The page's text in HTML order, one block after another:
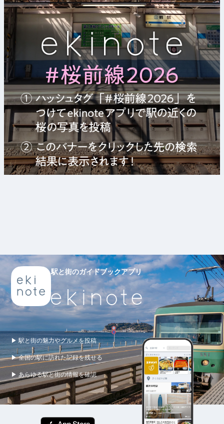
駅と街のガイドブックアプリ
▶ 駅と街の魅力やグルメを投稿
▶ 全国の駅に訪れた記録を残せる
▶ あらゆる駅と街の情報を確認